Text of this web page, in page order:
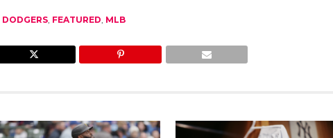
DODGERS, FEATURED, MLB